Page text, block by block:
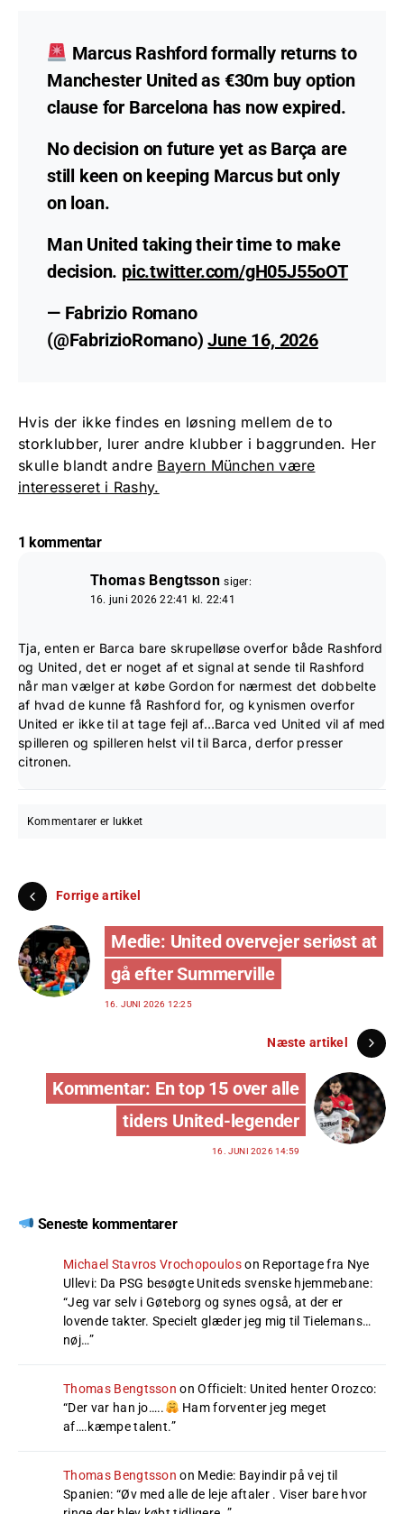
Marcus Rashford formally returns to
Manchester United as €30m buy option
clause for Barcelona has now expired.
No decision on future yet as Barça are
still keen on keeping Marcus but only
on loan.
Man United taking their time to make
decision. pic.twitter.com/gH05J55oOT
— Fabrizio Romano
(@FabrizioRomano)June 16, 2026
Hvis der ikke findes en løsning mellem de to
storklubber, lurer andre klubber i baggrunden. Her
skulle blandt andre Bayern München være
interesseret i Rashy.
1 kommentar
Thomas Bengtsson siger:
16. juni 2026 22:41 kl. 22:41
Tja, enten er Barca bare skrupelløse overfor både Rashford
og United, det er noget af et signal at sende til Rashford
når man vælger at købe Gordon for nærmest det dobbelte
af hvad de kunne få Rashford for, og kynismen overfor
United er ikke til at tage fejl af…Barca ved United vil af med
spilleren og spilleren helst vil til Barca, derfor presser
citronen.
Kommentarer er lukket
Forrige artikel
Medie: United overvejer seriøst at
gå efter Summerville
16. JUNI 2026 12:25
Næste artikel
Kommentar: En top 15 over alle
tiders United-legender
16. JUNI 2026 14:59
Seneste kommentarer
Michael Stavros Vrochopouloson Reportage fra Nye
Ullevi: Da PSG besøgte Uniteds svenske hjemmebane:
“Jeg var selv i Gøteborg og synes også, at der er
lovende takter. Specielt glæder jeg mig til Tielemans…
nøj…”
Thomas Bengtsson onOfficielt: United henter Orozco:
“Der var han jo…..
Ham forventer jeg meget
af….kæmpe talent.”
Thomas Bengtsson on Medie: Bayindir på vej til
Spanien: “Øv med alle de leje aftaler . Viser bare hvor